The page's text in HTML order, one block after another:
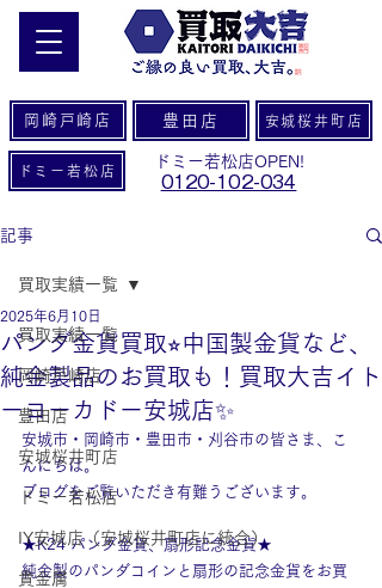
岡崎戸崎店 豊田店 安城桜井町店
ドミー若松店
ドミー若松店OPEN!
0120-102-034
記事
買取実績一覧
岡崎戸崎店
豊田店
安城桜井町店
ドミー若松店
IY安城店（安城桜井町店に統合）
貴金属
買取実績一覧
パンダ金貨買取⭐︎中国製金貨など、
純金製品のお買取も！買取大吉イト
ーヨーカドー安城店✨
2025年6月10日
安城市・岡崎市・豊田市・刈谷市の皆さま、こ
んにちは。
ブログをご覧いただき有難うございます。
★K24 パンダ金貨、扇形記念金貨★
純金製のパンダコインと扇形の記念金貨をお買